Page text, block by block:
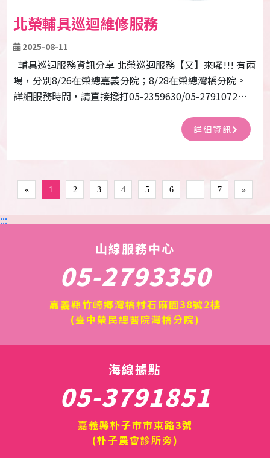
北榮輔具巡迴維修服務
2025-08-11
輔具巡迴服務資訊分享 北榮巡迴服務【又】來囉!!! 有兩
場，分別8/26在榮總嘉義分院；8/28在榮總灣橋分院。
詳細服務時間，請直接撥打05-2359630/05-2791072詢
詳細資訊
« 1 2 3 4 5 6 7 »
:::
山線服務中心
05-2793350
嘉義縣竹崎鄉灣橋村石麻園38號2樓
(臺中榮民總醫院灣橋分院)
海線據點
05-3791851
嘉義縣朴子市市東路3號
(朴子農會診所旁)